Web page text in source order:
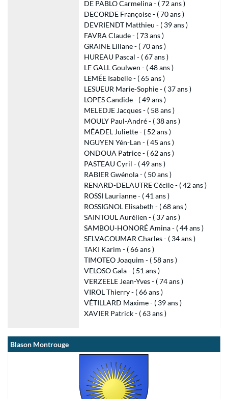
DE PABLO Carmelina - ( 72 ans )
DECORDE Françoise - ( 70 ans )
DEVRIENDT Matthieu - ( 39 ans )
FAVRA Claude - ( 73 ans )
GRAINE Liliane - ( 70 ans )
HUREAU Pascal - ( 67 ans )
LE GALL Goulwen - ( 48 ans )
LEMÉE Isabelle - ( 65 ans )
LESUEUR Marie-Sophie - ( 37 ans )
LOPES Candide - ( 49 ans )
MELEDJE Jacques - ( 58 ans )
MOULY Paul-André - ( 38 ans )
MÉADEL Juliette - ( 52 ans )
NGUYEN Yén-Lan - ( 45 ans )
ONDOUA Patrice - ( 62 ans )
PASTEAU Cyril - ( 49 ans )
RABIER Gwénola - ( 50 ans )
RENARD-DELAUTRE Cécile - ( 42 ans )
ROSSI Laurianne - ( 41 ans )
ROSSIGNOL Elisabeth - ( 68 ans )
SAINTOUL Aurélien - ( 37 ans )
SAMBOU-HONORÉ Amina - ( 44 ans )
SELVACOUMAR Charles - ( 34 ans )
TAKI Karim - ( 66 ans )
TIMOTEO Joaquim - ( 58 ans )
VELOSO Gala - ( 51 ans )
VERZEELE Jean-Yves - ( 74 ans )
VIROL Thierry - ( 66 ans )
VÉTILLARD Maxime - ( 39 ans )
XAVIER Patrick - ( 63 ans )
Blason Montrouge